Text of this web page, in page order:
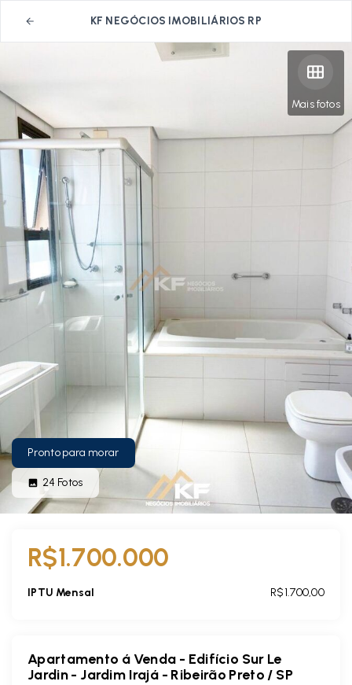
KF NEGÓCIOS IMOBILIÁRIOS RP
Mais fotos
Pronto para morar
24 Fotos
R$1.700.000
IPTU Mensal R$1.700,00
Apartamento á Venda - Edifício Sur Le
Jardin - Jardim Irajá - Ribeirão Preto / SP